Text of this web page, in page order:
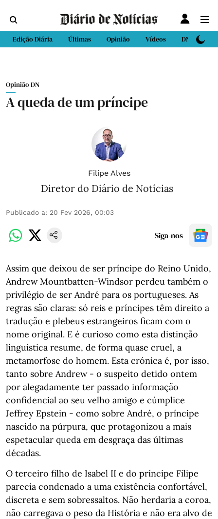
Edição Diária Últimas Opinião Vídeos DN Sport
Opinião DN
A queda de um príncipe
Filipe Alves
Diretor do Diário de Notícias
Publicado a: 20 Fev 2026, 00:03
Siga-nos
Assim que deixou de ser príncipe do Reino Unido,
Andrew Mountbatten-Windsor perdeu também o
privilégio de ser André para os portugueses. As
regras são claras: só reis e príncipes têm direito a
tradução e plebeus estrangeiros ficam com o
nome original. E é curioso como esta distinção
linguística resume, de forma quase cruel, a
metamorfose do homem. Esta crónica é, por isso,
tanto sobre Andrew - o suspeito detido ontem
por alegadamente ter passado informação
confidencial ao seu velho amigo e cúmplice
Jeffrey Epstein - como sobre André, o príncipe
nascido na púrpura, que protagonizou a mais
espetacular queda em desgraça das últimas
décadas.
O terceiro filho de Isabel II e do príncipe Filipe
parecia condenado a uma existência confortável,
discreta e sem sobressaltos. Não herdaria a coroa,
não carregava o peso da História e não era alvo de